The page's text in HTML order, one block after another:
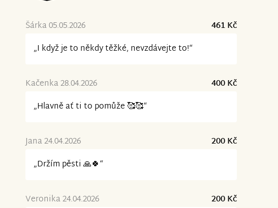
Šárka 05.05.2026
461 Kč
„I když je to někdy těžké, nevzdávejte to!“
Kačenka 28.04.2026
400 Kč
„Hlavně ať ti to pomůže 🥰🥰“
Jana 24.04.2026
200 Kč
„Držím pěsti 🙏🍀“
Veronika 24.04.2026
200 Kč